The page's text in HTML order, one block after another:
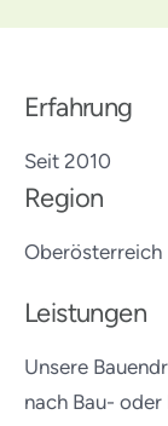
Erfahrung
Seit 2010
Region
Oberösterreich
Leistungen
Unsere
nach Bau-